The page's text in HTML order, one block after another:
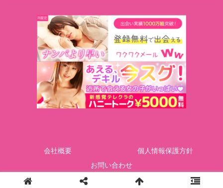
会社概要
個人情報保護方針
お問い合わせ
Copyright © GOTcorporation All Rights Reserved.